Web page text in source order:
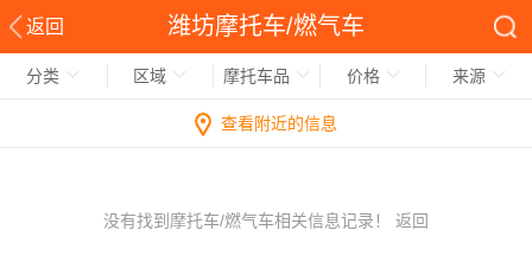
返回 潍坊摩托车/燃气车
分类 区域 摩托车品 价格 来源
查看附近的信息
没有找到摩托车/燃气车相关信息记录！ 返回